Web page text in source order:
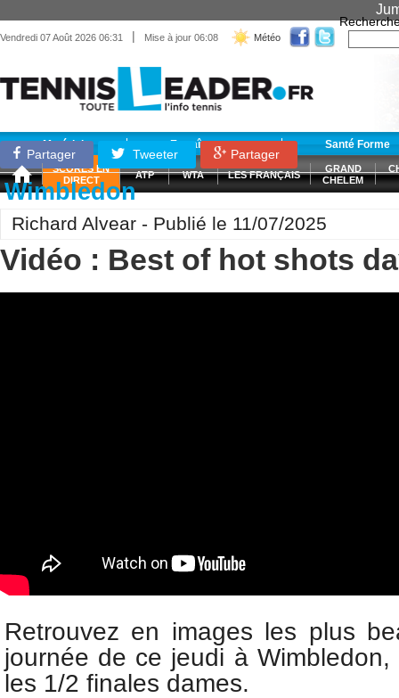
Vendredi 07 Août 2026 06:31 | Mise à jour 06:08 Météo
Matériel Entraînement Santé Forme
SCORES EN
DIRECT
ATP WTA LES FRANÇAIS
GRAND
CHELEM
Partager Tweeter Partager
Wimbledon
Richard Alvear - Publié le 11/07/2025
Vidéo : Best of hot shots
Retrouvez en images les plus
journée de ce jeudi à
les 1/2 finales dames.